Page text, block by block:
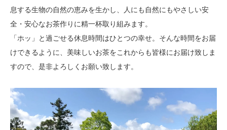
息する生物の自然の恵みを生かし、人にも自然にもやさしい安
全・安心なお茶作りに精一杯取り組みます。
「ホッ」と過ごせる休息時間はひとつの幸せ。そんな時間をお届
けできるように、美味しいお茶をこれからも皆様にお届け致しま
すので、是非よろしくお願い致します。